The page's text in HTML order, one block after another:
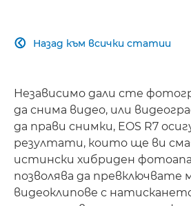
Назад към всички статии

Независимо дали сте
да снима видео, или
да прави снимки, EOS R7
резултати, които ще ви
истински хибриден
позволява да превключвате
видеоклипове с